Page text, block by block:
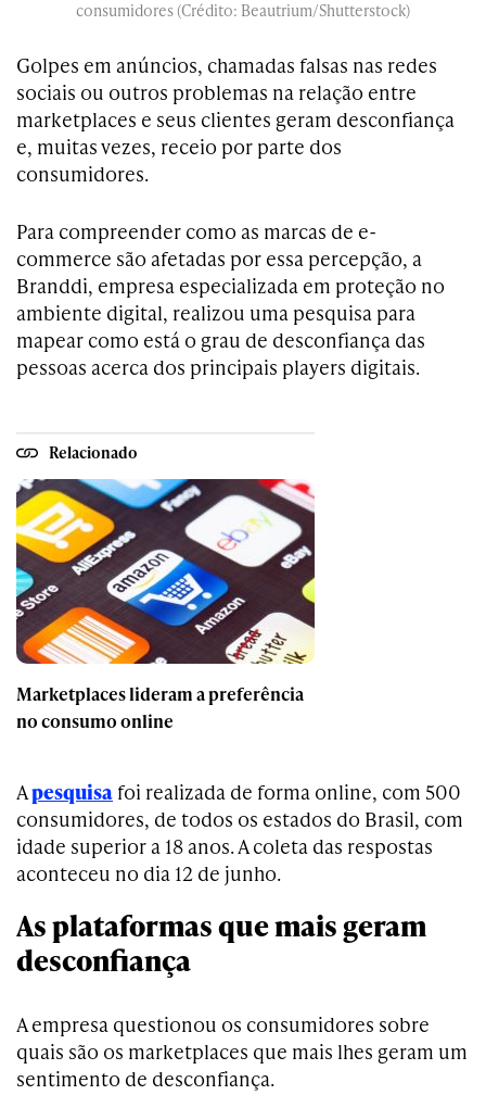
consumidores (Crédito: Beautrium/Shutterstock)
Golpes em anúncios, chamadas falsas nas redes
sociais ou outros problemas na relação entre
marketplaces e seus clientes geram desconfiança
e, muitas vezes, receio por parte dos
consumidores.
Para compreender como as marcas de e-
commerce são afetadas por essa percepção, a
Branddi, empresa especializada em proteção no
ambiente digital, realizou uma pesquisa para
mapear como está o grau de desconfiança das
pessoas acerca dos principais players digitais.
Relacionado
Marketplaces lideram a preferência
no consumo online
Apesquisa foi realizada de forma online, com 500
consumidores, de todos os estados do Brasil, com
idade superior a 18 anos. A coleta das respostas
aconteceu no dia 12 de junho.
As plataformas que mais geram
desconfiança
A empresa questionou os consumidores sobre
quais são os marketplaces que mais lhes geram um
sentimento de desconfiança.